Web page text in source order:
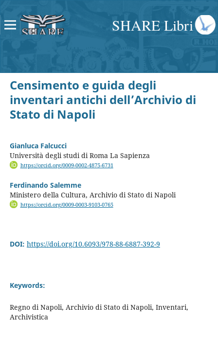
SHARE Libri
Censimento e guida degli
inventari antichi dell’Archivio di
Stato di Napoli
Gianluca Falcucci
Università degli studi di Roma La Sapienza
https://orcid.org/0009-0002-4875-6731
Ferdinando Salemme
Ministero della Cultura, Archivio di Stato di Napoli
https://orcid.org/0009-0003-9103-0765
DOI: https://doi.org/10.6093/978-88-6887-392-9
Keywords:
Regno di Napoli, Archivio di Stato di Napoli, Inventari,
Archivistica